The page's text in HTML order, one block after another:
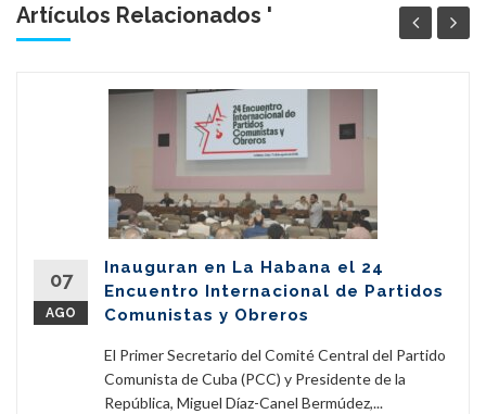
Artículos Relacionados '
07
AGO
Inauguran en La Habana el 24
Encuentro Internacional de Partidos
Comunistas y Obreros
El Primer Secretario del Comité Central del Partido
Comunista de Cuba (PCC) y Presidente de la
República, Miguel Díaz-Canel Bermúdez,...